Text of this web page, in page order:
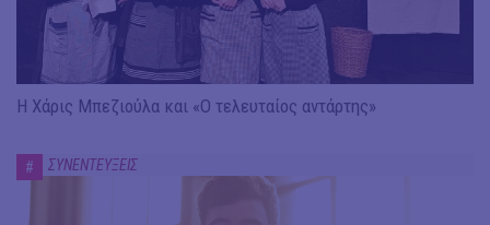
Η Χάρις Μπεζιούλα και «Ο τελευταίος αντάρτης»
# ΣΥΝΕΝΤΕΥΞΕΙΣ